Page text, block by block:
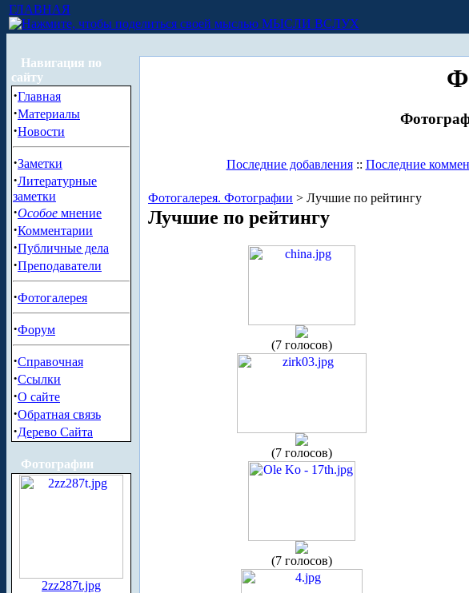
ГЛАВНАЯ
МЫСЛИ ВСЛУХ
Навигация по
сайту
·Главная
·Материалы
·Новости
·Заметки
·Литературные
заметки
·Особое мнение
·Комментарии
·Публичные дела
·Преподаватели
·Фотогалерея
·Форум
·Справочная
·Ссылки
·О сайте
·Обратная связь
·Дерево Сайта
Фотографии
2zz287t.jpg
Последние добавления:: Последние
Фотогалерея. Фотографии > Лучшие по рейтингу
Лучшие по рейтингу
(7 голосов)
(7 голосов)
(7 голосов)